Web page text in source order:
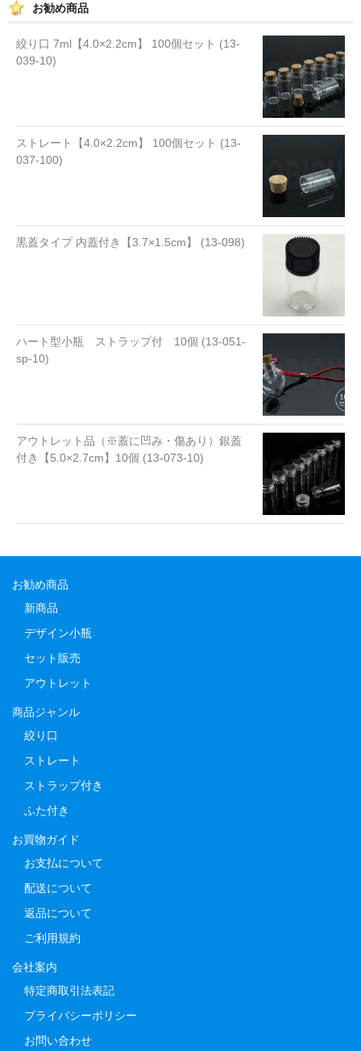
お勧め商品
絞り口 7ml【4.0×2.2cm】 100個セット (13-
039-10)
ストレート【4.0×2.2cm】 100個セット (13-
037-100)
黒蓋タイプ 内蓋付き【3.7×1.5cm】 (13-098)
ハート型小瓶 ストラップ付 10個 (13-051-
sp-10)
アウトレット品（※蓋に凹み・傷あり）銀蓋
付き【5.0×2.7cm】10個 (13-073-10)
お勧め商品
新商品
デザイン小瓶
セット販売
アウトレット
商品ジャンル
絞り口
ストレート
ストラップ付き
ふた付き
お買物ガイド
お支払について
配送について
返品について
ご利用規約
会社案内
特定商取引法表記
プライバシーポリシー
お問い合わせ